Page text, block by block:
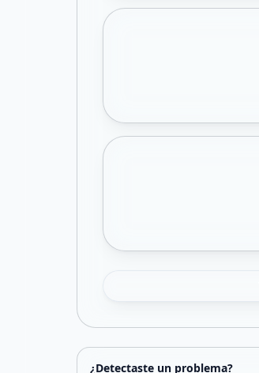
¿Detectaste un problema?